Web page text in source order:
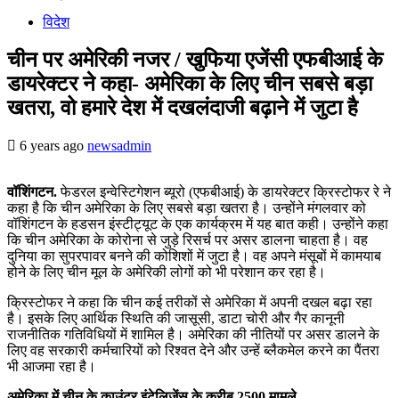
विदेश
चीन पर अमेरिकी नजर / खुफिया एजेंसी एफबीआई के
डायरेक्टर ने कहा- अमेरिका के लिए चीन सबसे बड़ा
खतरा, वो हमारे देश में दखलंदाजी बढ़ाने में जुटा है
6 years ago newsadmin
वॉशिंगटन.फेडरल इन्वेस्टिगेशन ब्यूरो (एफबीआई) के डायरेक्टर क्रिस्टोफर रे ने
कहा है कि चीन अमेरिका के लिए सबसे बड़ा खतरा है। उन्होंने मंगलवार को
वॉशिंगटन के हडसन इंस्टीट्यूट के एक कार्यक्रम में यह बात कही। उन्होंने कहा
कि चीन अमेरिका के कोरोना से जुड़े रिसर्च पर असर डालना चाहता है। वह
दुनिया का सुपरपावर बनने की कोशिशों में जुटा है। वह अपने मंसूबों में कामयाब
होने के लिए चीन मूल के अमेरिकी लोगों को भी परेशान कर रहा है।
क्रिस्टोफर ने कहा कि चीन कई तरीकों से अमेरिका में अपनी दखल बढ़ा रहा
है। इसके लिए आर्थिक स्थिति की जासूसी, डाटा चोरी और गैर कानूनी
राजनीतिक गतिविधियों में शामिल है। अमेरिका की नीतियों पर असर डालने के
लिए वह सरकारी कर्मचारियों को रिश्वत देने और उन्हें ब्लैकमेल करने का पैंतरा
भी आजमा रहा है।